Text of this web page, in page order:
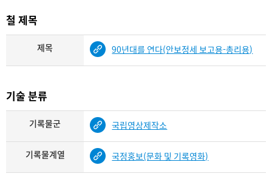
철 제목
제목 90년대를 연다(안보정세 보고용-총리용)
기술 분류
기록물군 국립영상제작소
기록물계열 국정홍보(문화 및 기록영화)